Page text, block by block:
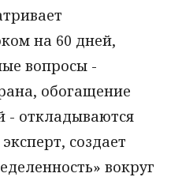
на 60 дней,
вопросы -
обогащение
- откладываются
создает
вокруг